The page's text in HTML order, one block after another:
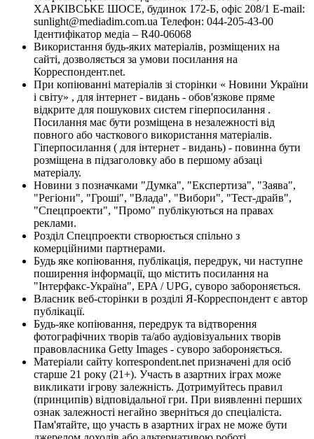
ХАРКІВСЬКЕ ШОСЕ, будинок 172-Б, офіс 208/1 E-mail:
sunlight@mediadim.com.ua Телефон: 044-205-43-00
Ідентифікатор медіа – R40-06068
Використання будь-яких матеріалів, розміщених на
сайті, дозволяється за умови посилання на
Корреспондент.net.
При копіюванні матеріалів зі сторінки « Новини України
і світу» , для інтернет - видань - обов'язкове пряме
відкрите для пошукових систем гіперпосилання .
Посилання має бути розміщена в незалежності від
повного або часткового використання матеріалів.
Гіперпосилання ( для інтернет - видань) - повинна бути
розміщена в підзаголовку або в першому абзаці
матеріалу.
Новини з позначками "Думка", "Експертиза", "Заява",
"Регіони", "Гроші", "Влада", "Вибори", "Тест-драйв",
"Спецпроекти", "Промо" публікуються на правах
реклами.
Розділ Спецпроекти створюється спільно з
комерційними партнерами.
Будь яке копіювання, публікація, передрук, чи наступне
поширення інформації, що містить посилання на
"Інтерфакс-Україна", EPA / UPG, суворо забороняється.
Власник веб-сторінки в розділі Я-Корреспондент є автор
публікації.
Будь-яке копіювання, передрук та відтворення
фотографічних творів та/або аудіовізуальних творів
правовласника Getty Images - суворо забороняється.
Матеріали сайту korrespondent.net призначені для осіб
старше 21 року (21+). Участь в азартних іграх може
викликати ігрову залежність. Дотримуйтесь правил
(принципів) відповідальної гри. При виявленні перших
ознак залежності негайно зверніться до спеціаліста.
Пам'ятайте, що участь в азартних іграх не може бути